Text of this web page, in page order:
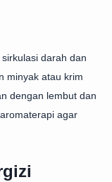
darah dan
minyak atau krim
dengan lembut dan
agar